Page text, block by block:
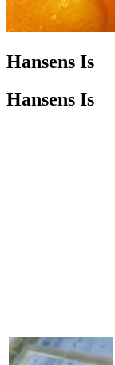
Hansens Is
Hansens Is